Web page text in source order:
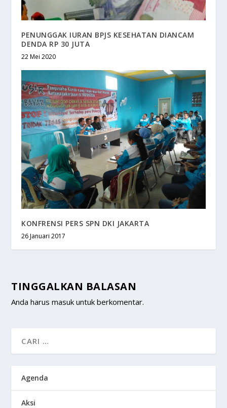
PENUNGGAK IURAN BPJS KESEHATAN DIANCAM
DENDA RP 30 JUTA
22 Mei 2020
KONFRENSI PERS SPN DKI JAKARTA
26 Januari 2017
TINGGALKAN BALASAN
Anda harusmasuk untuk berkomentar.
Agenda
Aksi